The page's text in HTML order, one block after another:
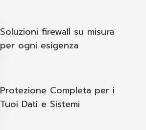
Soluzioni firewall su misura
per ogni esigenza
Protezione Completa per i
Tuoi Dati e Sistemi